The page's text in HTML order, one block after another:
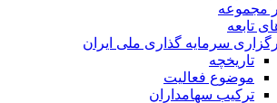
مجموعه
تابعه
سرمایه گذاری ملی ایران
تاریخچه
موضوع فعالیت
ترکیب سهامداران